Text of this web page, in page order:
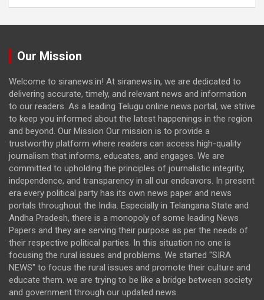
Our Mission
Welcome to siranews.in! At siranews.in, we are dedicated to
delivering accurate, timely, and relevant news and information
to our readers. As a leading Telugu online news portal, we strive
to keep you informed about the latest happenings in the region
and beyond. Our Mission Our mission is to provide a
trustworthy platform where readers can access high-quality
journalism that informs, educates, and engages. We are
committed to upholding the principles of journalistic integrity,
independence, and transparency in all our endeavors. In present
era every political party has its own news paper and news
portals throughout the India. Especially in Telangana State and
Andha Pradesh, there is a monopoly of some leading News
Papers and they are serving their purpose as per the needs of
their respective political parties. In this situation no one is
focusing the rural issues and problems. We started "SIRA
NEWS" to focus the rural issues and promote their culture and
educate them. we are trying to be like a bridge between society
and government through our updated news.